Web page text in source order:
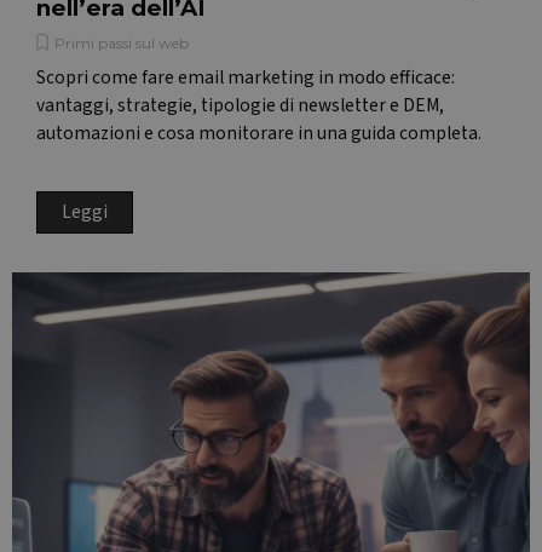
nell’era dell’AI
Primi passi sul web
Scopri come fare email marketing in modo efficace:
vantaggi, strategie, tipologie di newsletter e DEM,
automazioni e cosa monitorare in una guida completa.
Leggi